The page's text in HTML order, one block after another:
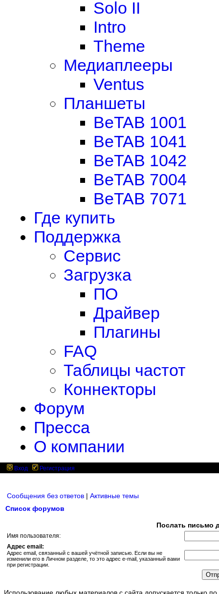
Solo II
Intro
Theme
Медиаплееры
Ventus
Планшеты
BeTAB 1001
BeTAB 1041
BeTAB 1042
BeTAB 7004
BeTAB 7071
Где купить
Поддержка
Сервис
Загрузка
ПО
Драйвер
Плагины
FAQ
Таблицы частот
Коннекторы
Форум
Пресса
О компании
Вход Регистрация
Сообщения без ответов | Активные темы
Список форумов
Послать письмо
Имя пользователя:
Адрес email:
Адрес email, связанный с вашей учётной записью. Если вы не
изменили его в Личном разделе, то это адрес e-mail, указанный вами
при регистрации.